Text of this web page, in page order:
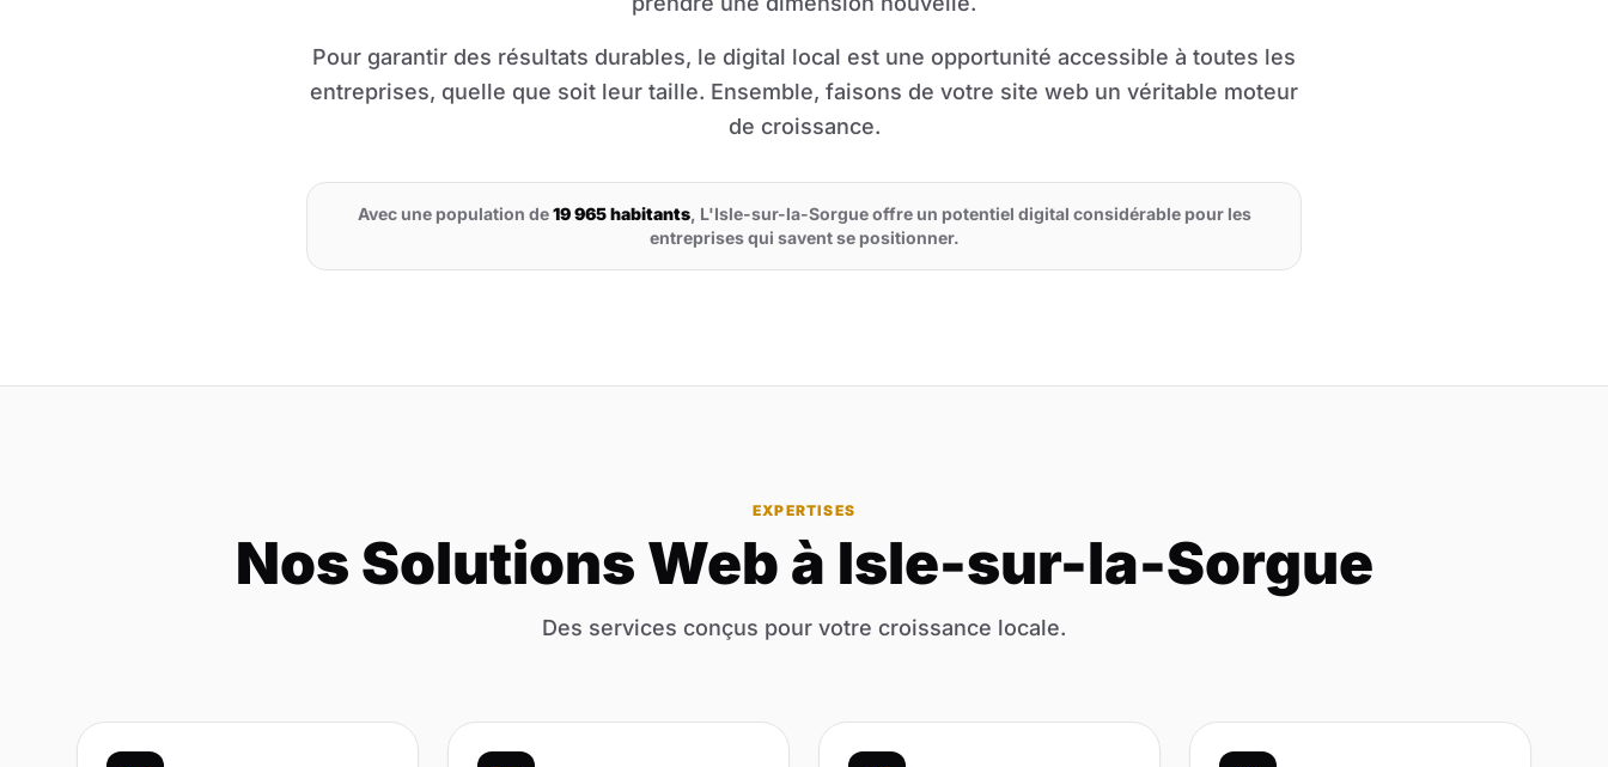
Pour garantir des résultats durables, le digital local est une opportunité accessible à toutes les
entreprises, quelle que soit leur taille. Ensemble, faisons de votre site web un véritable moteur
de croissance.
Avec une population de19 965 habitants, L'Isle-sur-la-Sorgue offre un potentiel digital considérable pour les
entreprises qui savent se positionner.
EXPERTISES
Nos Solutions Web à Isle-sur-la-Sorgue
Des services conçus pour votre croissance locale.